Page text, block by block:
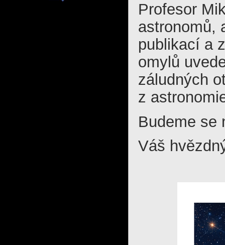
Profesor
astronomů,
publikací a
omylů
záludných
z
Budeme se
Váš